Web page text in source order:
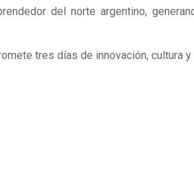
del norte argentino,
tres días de innovación, cultura